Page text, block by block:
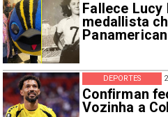
Fallece
medallista
Confirman
Vozinha a
DEPORTES